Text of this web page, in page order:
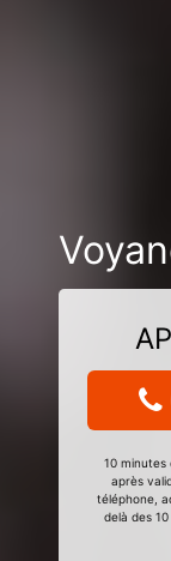
10 minutes
après
téléphone,
delà des